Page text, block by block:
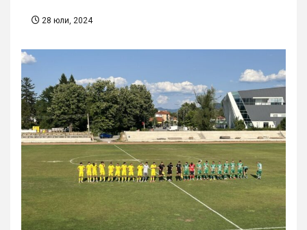
28 юли, 2024